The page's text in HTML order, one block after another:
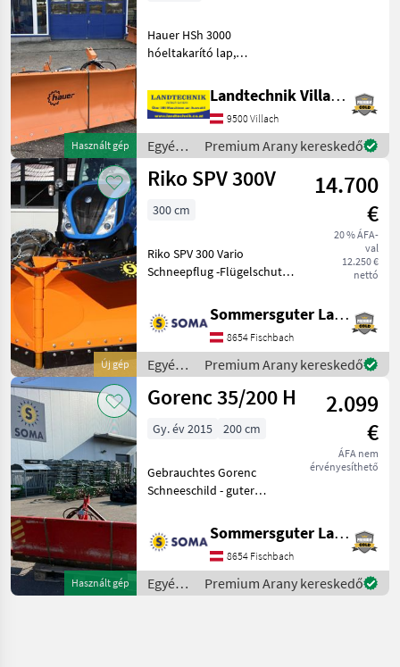
Használt gép
Hauer HSh 3000
hóeltakarító lap,
futókerékekkel,
hárompontos rögzítéssel,
max. szélesség – 3040 mm,
min. tisztítási szélesség –
2710 mm, súly: 431
Landtechnik Villach GmbH
9500 Villach
Egyéb
traktor
tartozékok
Premium Arany kereskedő
Új gép
Riko SPV 300V
14.700
€
20 % ÁFA-
val
12.250 €
nettó
300 cm
Riko SPV 300 Vario
Schneepflug -Flügelschutz
und hydraulische
Flügelentlastung -
Steuerung jedes Flügels
separat oder beide
gleichzeit
Sommersguter Landmaschinen GmbH
8654 Fischbach
Egyéb
traktor
tartozékok
Premium Arany kereskedő
Használt gép
Gorenc 35/200 H
2.099
€
ÁFA nem
érvényesíthető
Gy. év 2015 200 cm
Gebrauchtes Gorenc
Schneeschild - guter
-270kg Eigengewicht -
Hydraulische Drehung -
Dreipunktanbau Das
Schneeschild kann nach
tele
Sommersguter Landmaschinen GmbH
8654 Fischbach
Egyéb
traktor
Premium Arany kereskedő